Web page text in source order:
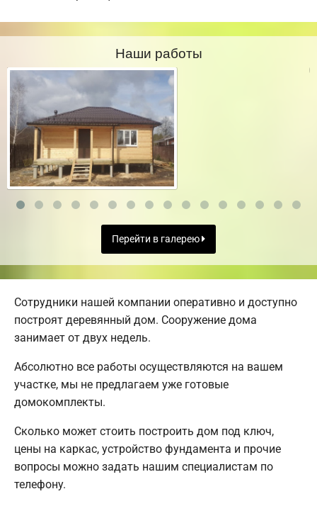
Наши работы
Перейти в галерею
Сотрудники нашей компании оперативно и доступно
построят деревянный дом. Сооружение дома
занимает от двух недель.
Абсолютно все работы осуществляются на вашем
участке, мы не предлагаем уже готовые
домокомплекты.
Сколько может стоить построить дом под ключ,
цены на каркас, устройство фундамента и прочие
вопросы можно задать нашим специалистам по
телефону.